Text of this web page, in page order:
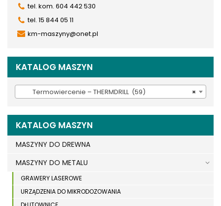
tel. kom. 604 442 530
tel. 15 844 05 11
km-maszyny@onet.pl
KATALOG MASZYN
×
Termowiercenie – THERMDRILL (59)
KATALOG MASZYN
MASZYNY DO DREWNA
MASZYNY DO METALU
GRAWERY LASEROWE
URZĄDZENIA DO MIKRODOZOWANIA